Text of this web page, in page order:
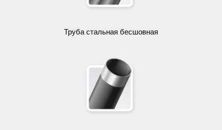
Труба стальная бесшовная